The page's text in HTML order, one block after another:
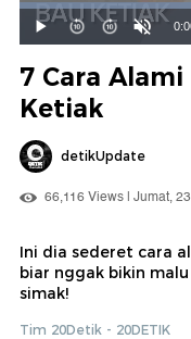
Mainkan
Suara
Hidup
7 Cara
Ketiak
detikUpdate
66,116 Views | Jumat,
Ini dia sederet cara
biar nggak bikin
simak!
Tim 20Detik - 20DETIK